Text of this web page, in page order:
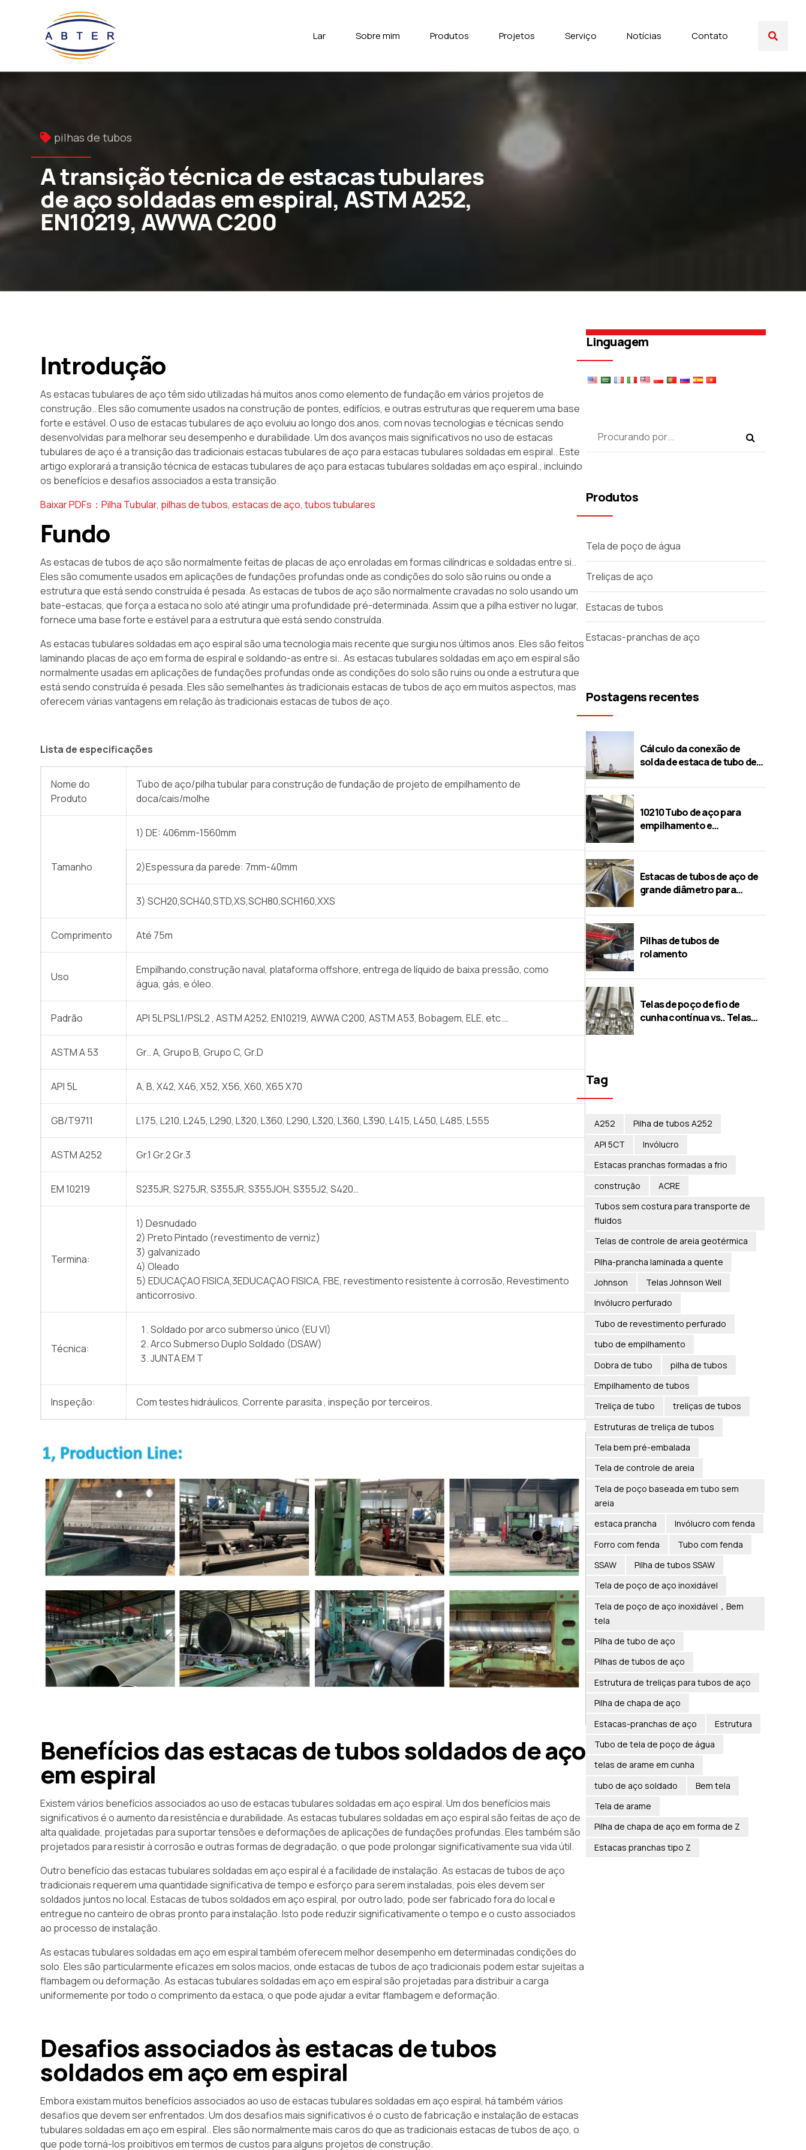
Lar Sobre mim Produtos Projetos Serviço Notícias Contato
pilhas de tubos
A transição técnica de estacas tubulares
de aço soldadas em espiral, ASTM A252,
EN10219, AWWA C200
Introdução
As estacas tubulares de aço têm sido utilizadas há muitos anos como elemento de fundação em vários projetos de
construção.. Eles são comumente usados ​​na construção de pontes, edifícios, e outras estruturas que requerem uma base
forte e estável. O uso de estacas tubulares de aço evoluiu ao longo dos anos, com novas tecnologias e técnicas sendo
desenvolvidas para melhorar seu desempenho e durabilidade. Um dos avanços mais significativos no uso de estacas
tubulares de aço é a transição das tradicionais estacas tubulares de aço para estacas tubulares soldadas em espiral.. Este
artigo explorará a transição técnica de estacas tubulares de aço para estacas tubulares soldadas em aço espiral., incluindo
os benefícios e desafios associados a esta transição.
Baixar PDFs：Pilha Tubular, pilhas de tubos, estacas de aço, tubos tubulares
Fundo
As estacas de tubos de aço são normalmente feitas de placas de aço enroladas em formas cilíndricas e soldadas entre si..
Eles são comumente usados ​​em aplicações de fundações profundas onde as condições do solo são ruins ou onde a
estrutura que está sendo construída é pesada. As estacas de tubos de aço são normalmente cravadas no solo usando um
bate-estacas, que força a estaca no solo até atingir uma profundidade pré-determinada. Assim que a pilha estiver no lugar,
fornece uma base forte e estável para a estrutura que está sendo construída.
As estacas tubulares soldadas em aço espiral são uma tecnologia mais recente que surgiu nos últimos anos. Eles são feitos
laminando placas de aço em forma de espiral e soldando-as entre si.. As estacas tubulares soldadas em aço em espiral são
normalmente usadas em aplicações de fundações profundas onde as condições do solo são ruins ou onde a estrutura que
está sendo construída é pesada. Eles são semelhantes às tradicionais estacas de tubos de aço em muitos aspectos, mas
oferecem várias vantagens em relação às tradicionais estacas de tubos de aço.
Lista de especificações
Nome do
Produto
Tubo de aço/pilha tubular para construção de fundação de projeto de empilhamento de
doca/cais/molhe
Tamanho
1) DE: 406mm-1560mm
2)Espessura da parede: 7mm-40mm
3) SCH20,SCH40,STD,XS,SCH80,SCH160,XXS
Comprimento Até 75m
Uso
Empilhando,construção naval, plataforma offshore, entrega de líquido de baixa pressão, como
água, gás, e óleo.
Padrão API 5L PSL1/PSL2 , ASTM A252, EN10219, AWWA C200, ASTM A53, Bobagem, ELE, etc.…
ASTM A 53 Gr.. A, Grupo B, Grupo C, Gr.D
API 5L A, B, X42, X46, X52, X56, X60, X65 X70
GB/T9711 L175, L210, L245, L290, L320, L360, L290, L320, L360, L390, L415, L450, L485, L555
ASTM A252 Gr.1 Gr.2 Gr.3
EM 10219 S235JR, S275JR, S355JR, S355JOH, S355J2, S420…
Termina:
1) Desnudado
2) Preto Pintado (revestimento de verniz)
3) galvanizado
4) Oleado
5) EDUCAÇAO FISICA,3EDUCAÇAO FISICA, FBE, revestimento resistente à corrosão, Revestimento
anticorrosivo.
Técnica:
Soldado por arco submerso único (EU VI)
Arco Submerso Duplo Soldado (DSAW)
JUNTA EM T
Inspeção: Com testes hidráulicos, Corrente parasita , inspeção por terceiros.
Benefícios das estacas de tubos soldados de aço
em espiral
Existem vários benefícios associados ao uso de estacas tubulares soldadas em aço espiral. Um dos benefícios mais
significativos é o aumento da resistência e durabilidade. As estacas tubulares soldadas em aço espiral são feitas de aço de
alta qualidade, projetadas para suportar tensões e deformações de aplicações de fundações profundas. Eles também são
projetados para resistir à corrosão e outras formas de degradação, o que pode prolongar significativamente sua vida útil.
Outro benefício das estacas tubulares soldadas em aço espiral é a facilidade de instalação. As estacas de tubos de aço
tradicionais requerem uma quantidade significativa de tempo e esforço para serem instaladas, pois eles devem ser
soldados juntos no local. Estacas de tubos soldados em aço espiral, por outro lado, pode ser fabricado fora do local e
entregue no canteiro de obras pronto para instalação. Isto pode reduzir significativamente o tempo e o custo associados
ao processo de instalação.
As estacas tubulares soldadas em aço em espiral também oferecem melhor desempenho em determinadas condições do
solo. Eles são particularmente eficazes em solos macios, onde estacas de tubos de aço tradicionais podem estar sujeitas a
flambagem ou deformação. As estacas tubulares soldadas em aço em espiral são projetadas para distribuir a carga
uniformemente por todo o comprimento da estaca, o que pode ajudar a evitar flambagem e deformação.
Desafios associados às estacas de tubos
soldados em aço em espiral
Embora existam muitos benefícios associados ao uso de estacas tubulares soldadas em aço espiral, há também vários
desafios que devem ser enfrentados. Um dos desafios mais significativos é o custo de fabricação e instalação de estacas
tubulares soldadas em aço em espiral.. Eles são normalmente mais caros do que as tradicionais estacas de tubos de aço, o
que pode torná-los proibitivos em termos de custos para alguns projetos de construção.
Linguagem
Produtos
Tela de poço de água
Treliças de aço
Estacas de tubos
Estacas-pranchas de aço
Postagens recentes
Cálculo da conexão de
solda de estaca de tubo de
10210 Tubo de aço para
empilhamento e
Estacas de tubos de aço de
grande diâmetro para
Pilhas de tubos de
rolamento
Telas de poço de fio de
cunha contínua vs.. Telas
Tag
A252
Pilha de tubos A252
API 5CT
Invólucro
Estacas pranchas formadas a frio
construção
ACRE
Tubos sem costura para transporte de
fluidos
Telas de controle de areia geotérmica
Pilha-prancha laminada a quente
Johnson
Telas Johnson Well
Invólucro perfurado
Tubo de revestimento perfurado
tubo de empilhamento
Dobra de tubo
pilha de tubos
Empilhamento de tubos
Treliça de tubo
treliças de tubos
Estruturas de treliça de tubos
Tela bem pré-embalada
Tela de controle de areia
Tela de poço baseada em tubo sem
areia
estaca prancha
Invólucro com fenda
Forro com fenda
Tubo com fenda
SSAW
Pilha de tubos SSAW
Tela de poço de aço inoxidável
Tela de poço de aço inoxidável，Bem
tela
Pilha de tubo de aço
Pilhas de tubos de aço
Estrutura de treliças para tubos de aço
Pilha de chapa de aço
Estacas-pranchas de aço
Estrutura
Tubo de tela de poço de água
telas de arame em cunha
tubo de aço soldado
Bem tela
Tela de arame
Pilha de chapa de aço em forma de Z
Estacas pranchas tipo Z